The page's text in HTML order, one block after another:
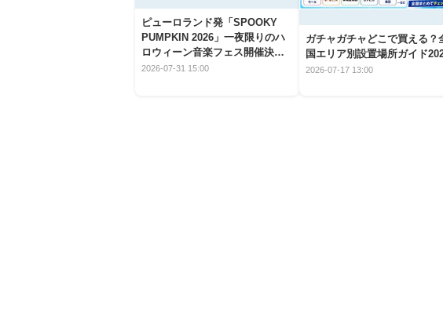
ピューロランド発「SPOOKY
PUMPKIN 2026」一夜限りのハ
ロウィーン音楽フェス開催決
定！
2026-07-31 15:00
ガチャガチャどこで買える？
国エリア別設置場所ガイド
2026-07-17 13:00